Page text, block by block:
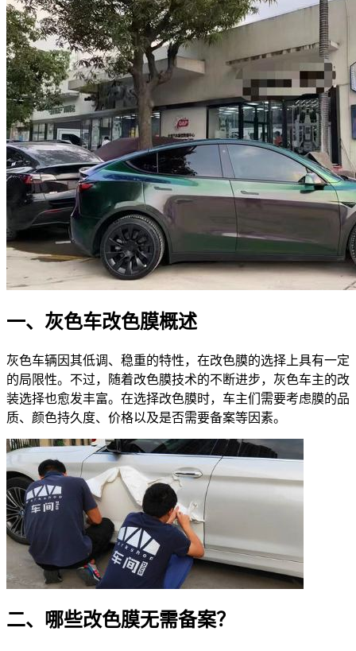
一、灰色车改色膜概述
灰色车辆因其低调、稳重的特性，在改色膜的选择上具有一定
的局限性。不过，随着改色膜技术的不断进步，灰色车主的改
装选择也愈发丰富。在选择改色膜时，车主们需要考虑膜的品
质、颜色持久度、价格以及是否需要备案等因素。
二、哪些改色膜无需备案？